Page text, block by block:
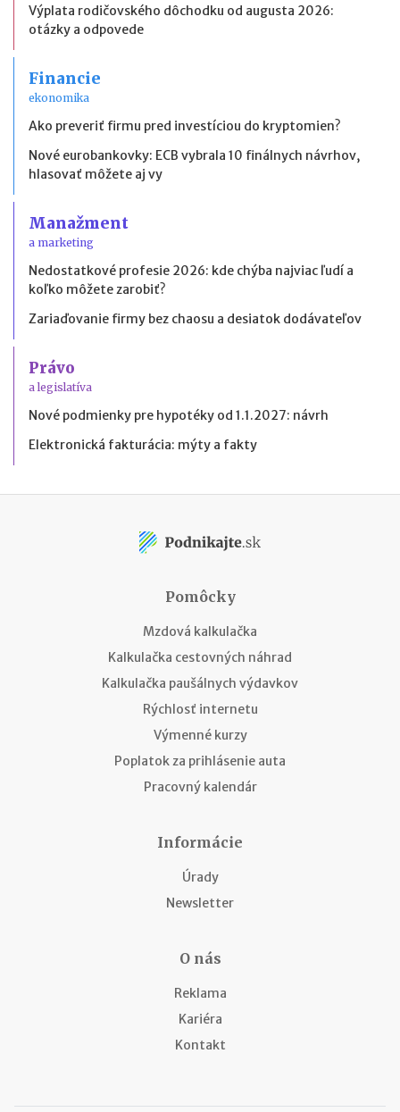
Výplata rodičovského dôchodku od augusta 2026:
otázky a odpovede
Financie
ekonomika
Ako preveriť firmu pred investíciou do kryptomien?
Nové eurobankovky: ECB vybrala 10 finálnych návrhov,
hlasovať môžete aj vy
Manažment
a marketing
Nedostatkové profesie 2026: kde chýba najviac ľudí a
koľko môžete zarobiť?
Zariaďovanie firmy bez chaosu a desiatok dodávateľov
Právo
a legislatíva
Nové podmienky pre hypotéky od 1.1.2027: návrh
Elektronická fakturácia: mýty a fakty
Pomôcky
Mzdová kalkulačka
Kalkulačka cestovných náhrad
Kalkulačka paušálnych výdavkov
Rýchlosť internetu
Výmenné kurzy
Poplatok za prihlásenie auta
Pracovný kalendár
Informácie
Úrady
Newsletter
O nás
Reklama
Kariéra
Kontakt